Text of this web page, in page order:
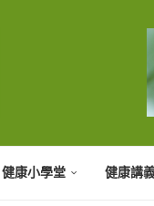
健康小學堂 健康講